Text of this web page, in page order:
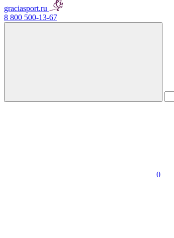
graciasport.ru
8 800 500-13-67
0